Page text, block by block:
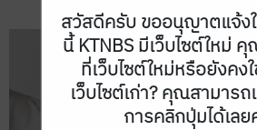
สวัสดีครับ ขออนุญาตแจ้ง
นี้ KTNBS มีเว็บไซต์ใหม่
ที่เว็บไซต์ใหม่หรือยังคง
เว็บไซต์เก่า? คุณสามารถ
การคลิกปุ่มได้เล